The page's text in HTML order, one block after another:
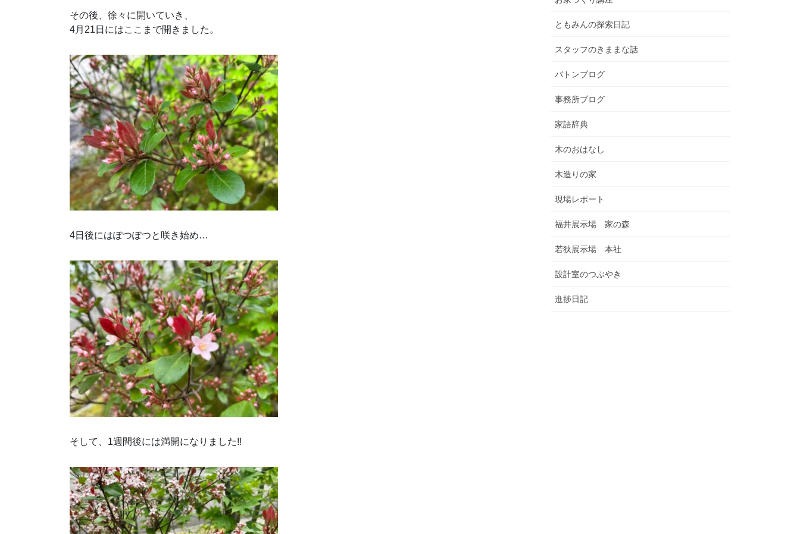
その後、徐々に開いていき、
4月21日にはここまで開きました。
4日後にはぽつぽつと咲き始め…
そして、1週間後には満開になりました!!
ともみんの探索日記
スタッフのきままな話
バトンブログ
事務所ブログ
家語辞典
木のおはなし
木造りの家
現場レポート
福井展示場 家の森
若狭展示場 本社
設計室のつぶやき
進捗日記